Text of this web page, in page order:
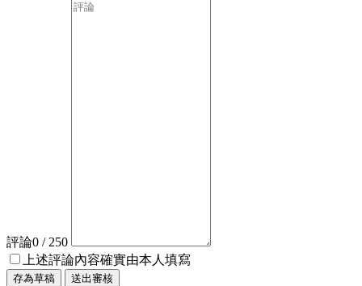
評論0 / 250
上述評論內容確實由本人填寫
存為草稿 送出審核